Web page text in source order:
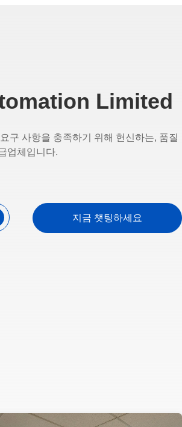
Limited
구 사항을 충족하기 위해 헌신하는, 품질
업체입니다.
지금 챗팅하세요